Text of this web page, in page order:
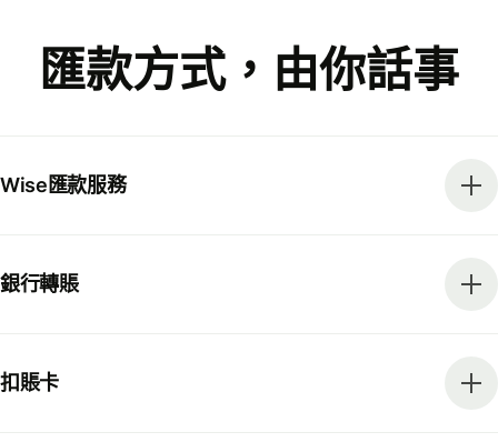
匯款方式，由你話事
Wise匯款服務
銀行轉賬
扣賬卡